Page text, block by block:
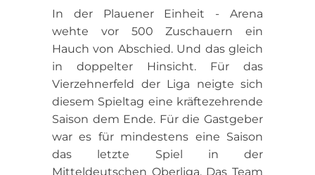
In der Plauener Einheit - Arena
wehte vor 500 Zuschauern ein
Hauch von Abschied. Und das gleich
in doppelter Hinsicht. Für das
Vierzehnerfeld der Liga neigte sich
diesem Spieltag eine kräftezehrende
Saison dem Ende. Für die Gastgeber
war es für mindestens eine Saison
das letzte Spiel in der
Mitteldeutschen Oberliga. Das Team